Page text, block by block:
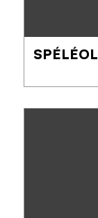
Vivez une
découverte
- Spéléo
- Spéléo
-